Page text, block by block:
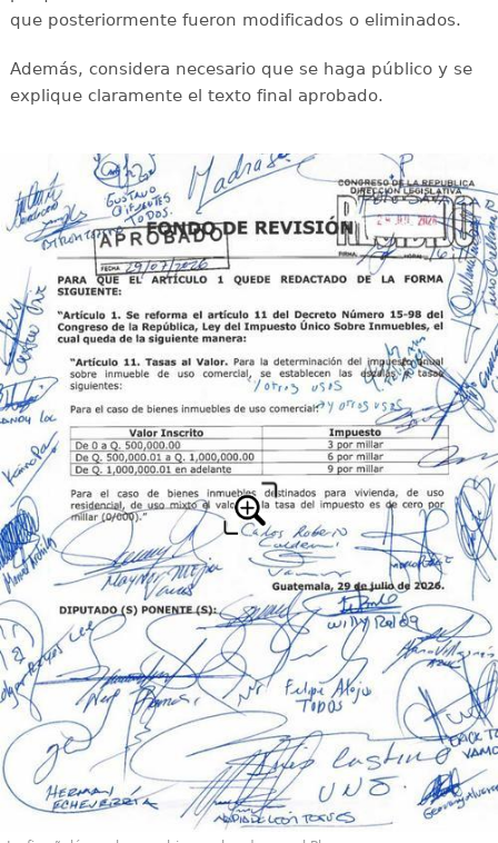
que posteriormente fueron modificados o eliminados.
Además, considera necesario que se haga público y se
explique claramente el texto final aprobado.